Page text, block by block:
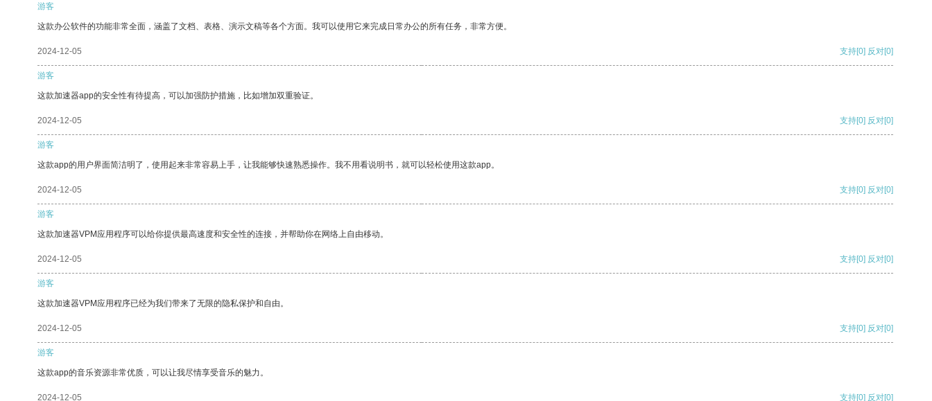
游客
这款办公软件的功能非常全面，涵盖了文档、表格、演示文稿等各个方面。我可以使用它来完成日常办公的所有任务，非常方便。
2024-12-05 支持[0] 反对[0]
游客
这款加速器app的安全性有待提高，可以加强防护措施，比如增加双重验证。
2024-12-05 支持[0] 反对[0]
游客
这款app的用户界面简洁明了，使用起来非常容易上手，让我能够快速熟悉操作。我不用看说明书，就可以轻松使用这款app。
2024-12-05 支持[0] 反对[0]
游客
这款加速器VPM应用程序可以给你提供最高速度和安全性的连接，并帮助你在网络上自由移动。
2024-12-05 支持[0] 反对[0]
游客
这款加速器VPM应用程序已经为我们带来了无限的隐私保护和自由。
2024-12-05 支持[0] 反对[0]
游客
这款app的音乐资源非常优质，可以让我尽情享受音乐的魅力。
2024-12-05 支持[0] 反对[0]